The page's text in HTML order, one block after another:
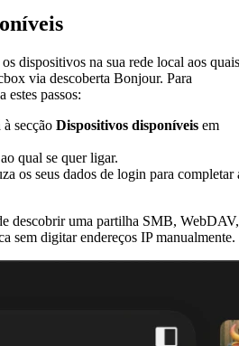
dispositivos na sua rede local aos quais
via descoberta Bonjour. Para
estes passos:
secção Dispositivos disponíveis em
qual se quer ligar.
os seus dados de login para completar
descobrir uma partilha SMB, WebDAV,
sem digitar endereços IP manualmente.